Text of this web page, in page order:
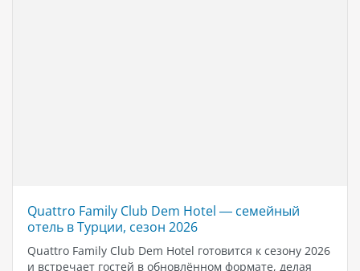
Quattro Family Club Dem Hotel — семейный
отель в Турции, сезон 2026
Quattro Family Club Dem Hotel готовится к сезону 2026
и встречает гостей в обновлённом формате, делая